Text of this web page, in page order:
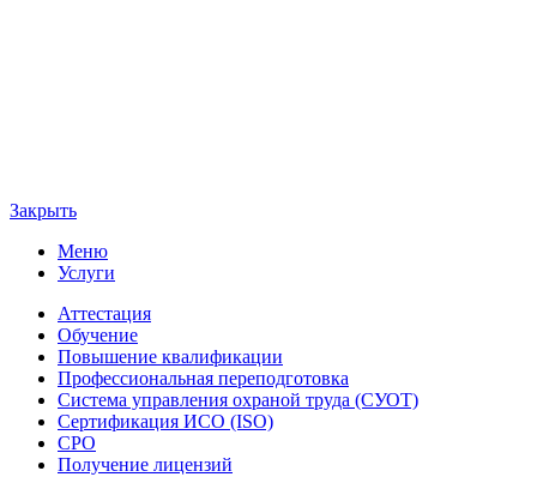
Закрыть
Меню
Услуги
Аттестация
Обучение
Повышение квалификации
Профессиональная переподготовка
Система управления охраной труда (СУОТ)
Сертификация ИСО (ISO)
СРО
Получение лицензий